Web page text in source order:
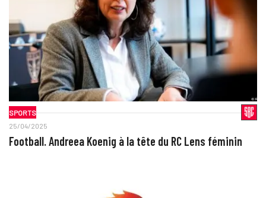
SPORTS
25/04/2025
Football. Andreea Koenig à la tête du RC Lens féminin